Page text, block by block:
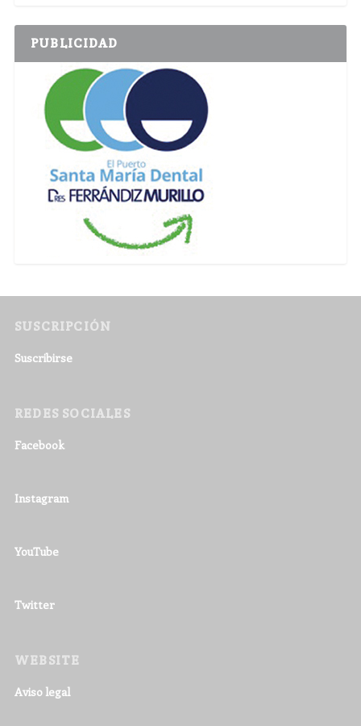
PUBLICIDAD
SUSCRIPCIÓN
Suscribirse
REDES SOCIALES
Facebook
Instagram
YouTube
Twitter
WEBSITE
Aviso legal